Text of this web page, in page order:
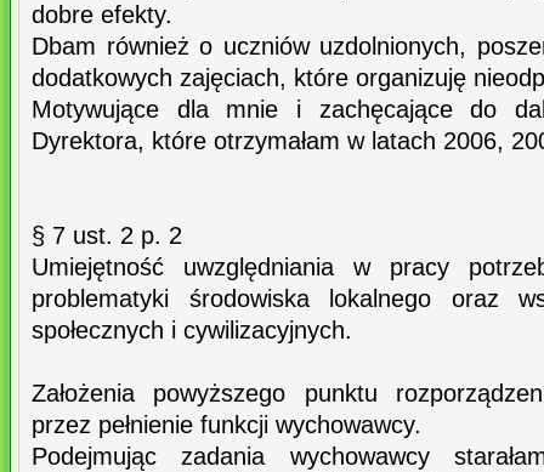
dobre efekty.
Dbam również o uczniów uzdolnionych,
dodatkowych zajęciach, które organizuję
Motywujące dla mnie i zachęcające do
Dyrektora, które otrzymałam w latach 2006,
§ 7 ust. 2 p. 2
Umiejętność uwzględniania w pracy
problematyki środowiska lokalnego oraz
społecznych i cywilizacyjnych.
Założenia powyższego punktu
przez pełnienie funkcji wychowawcy.
Podejmując zadania wychowawcy